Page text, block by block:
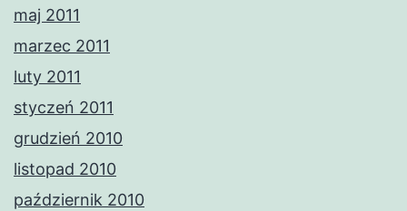
maj 2011
marzec 2011
luty 2011
styczeń 2011
grudzień 2010
listopad 2010
październik 2010